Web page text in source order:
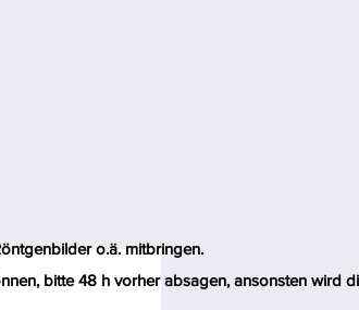
o.ä. mitbringen.
bitte 48 h vorher absagen, ansonsten wird